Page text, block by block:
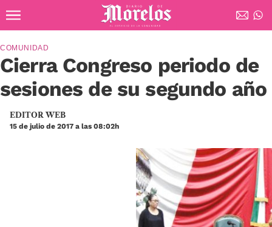
Diario de Morelos
Cierra Congreso periodo de
sesiones de su segundo año
COMUNIDAD
EDITOR WEB
15 de julio de 2017 a las 08:02h